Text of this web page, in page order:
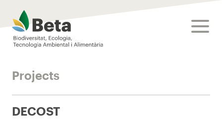
Beta Tech Center
Projects
DECOST